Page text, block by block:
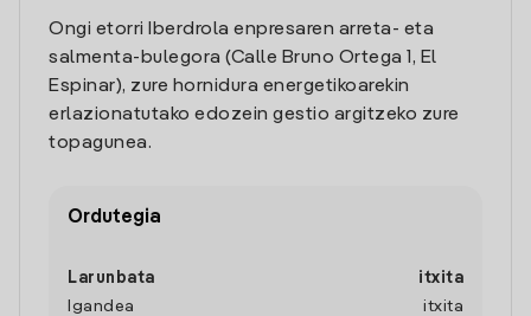
Ongi etorri Iberdrola enpresaren arreta- eta
salmenta-bulegora (Calle Bruno Ortega 1, El
Espinar), zure hornidura energetikoarekin
erlazionatutako edozein gestio argitzeko zure
topagunea.
Ordutegia
Larunbata
itxita
Igandea
itxita